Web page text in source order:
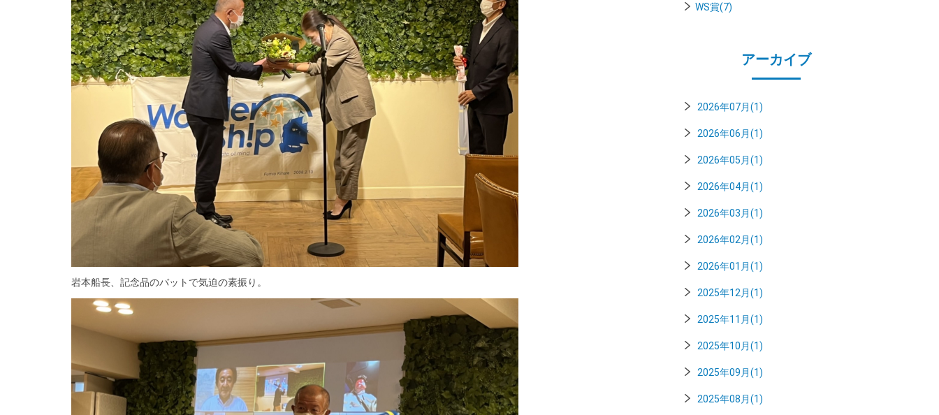
岩本船長、記念品のバットで気迫の素振り。
WS賞(7)
アーカイブ
2026年07月(1)
2026年06月(1)
2026年05月(1)
2026年04月(1)
2026年03月(1)
2026年02月(1)
2026年01月(1)
2025年12月(1)
2025年11月(1)
2025年10月(1)
2025年09月(1)
2025年08月(1)